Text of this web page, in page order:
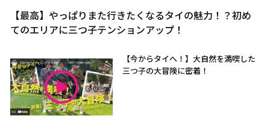
【最高】やっぱりまた行きたくなるタイの魅力！？初め
てのエリアに三つ子テンションアップ！
【今からタイへ！】大自然を満喫した
三つ子の大冒険に密着！